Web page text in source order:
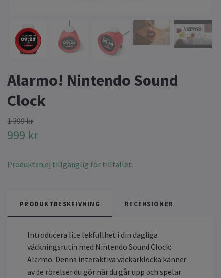
Alarmo! Nintendo Sound
Clock
1 399 kr
999 kr
Produkten ej tillgänglig för tillfället.
PRODUKTBESKRIVNING RECENSIONER
Introducera lite lekfullhet i din dagliga
väckningsrutin med Nintendo Sound Clock:
Alarmo. Denna interaktiva väckarklocka känner
av de rörelser du gör när du går upp och spelar